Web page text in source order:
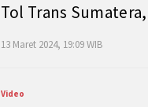
Tol Trans
13 Maret 2024, 19:09 WIB
Video